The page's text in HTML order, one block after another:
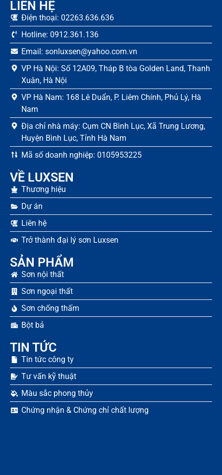
VỀ LUXSEN
Thương hiệu
Dự án
Liên hệ
Trở thành đại lý sơn Luxsen
SẢN PHẨM
Sơn nội thất
Sơn ngoại thất
Sơn chống thấm
Bột bả
TIN TỨC
Tin tức công ty
Tư vấn kỹ thuật
Màu sắc phong thủy
Chứng nhận & Chứng chỉ chất lượng
LIÊN HỆ
Điện thoại: 02263.636.636
Hotline: 0912.361.136
Email: sonluxsen@yahoo.com.vn
VP Hà Nội: Số 12A09, Tháp B tòa Golden Land, Thanh
Xuân, Hà Nội
VP Hà Nam: 168 Lê Duẩn, P. Liêm Chính, Phủ Lý, Hà
Nam
Địa chỉ nhà máy: Cụm CN Bình Lục, Xã Trung Lương,
Huyện Bình Lục, Tỉnh Hà Nam
Mã số doanh nghiệp: 0105953225